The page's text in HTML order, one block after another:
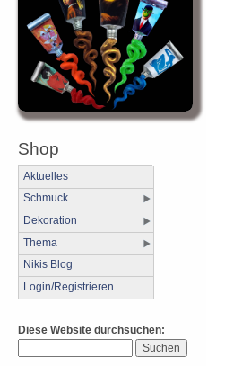
Shop
Aktuelles
Schmuck
Dekoration
Thema
Nikis Blog
Login/Registrieren
Diese Website durchsuchen: